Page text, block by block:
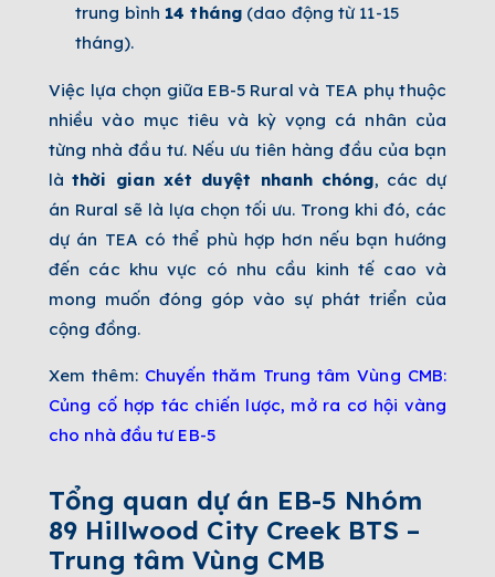
trung bình14 tháng(dao động từ 11-15
tháng).
Việc lựa chọn giữa EB-5 Rural và TEA phụ thuộc
nhiều vào mục tiêu và kỳ vọng cá nhân của
từng nhà đầu tư. Nếu ưu tiên hàng đầu của bạn
làthời gian xét duyệt nhanh chóng, các dự
án Rural sẽ là lựa chọn tối ưu. Trong khi đó, các
dự án TEA có thể phù hợp hơn nếu bạn hướng
đến các khu vực có nhu cầu kinh tế cao và
mong muốn đóng góp vào sự phát triển của
cộng đồng.
Xem thêm: Chuyến thăm Trung tâm Vùng CMB:
Củng cố hợp tác chiến lược, mở ra cơ hội vàng
cho nhà đầu tư EB-5
Tổng quan dự án EB-5 Nhóm
89 Hillwood City Creek BTS –
Trung tâm Vùng CMB